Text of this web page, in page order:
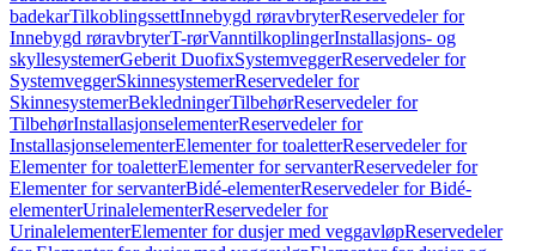
badekarTilkoblingssettInnebygd røravbryterReservedeler for
Innebygd røravbryterT-rørVanntilkoplingerInstallasjons- og
skyllesystemerGeberit DuofixSystemveggerReservedeler for
SystemveggerSkinnesystemerReservedeler for
SkinnesystemerBekledningerTilbehørReservedeler for
TilbehørInstallasjonselementerReservedeler for
InstallasjonselementerElementer for toaletterReservedeler for
Elementer for toaletterElementer for servanterReservedeler for
Elementer for servanterBidé-elementerReservedeler for Bidé-
elementerUrinalelementerReservedeler for
UrinalelementerElementer for dusjer med veggavløpReservedeler